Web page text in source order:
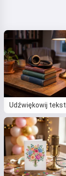
Udźwiękowij tekst